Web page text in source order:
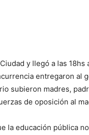
CR
y llegó a las 18hs
entregaron al
subieron madres,
de oposición al
la educación pública